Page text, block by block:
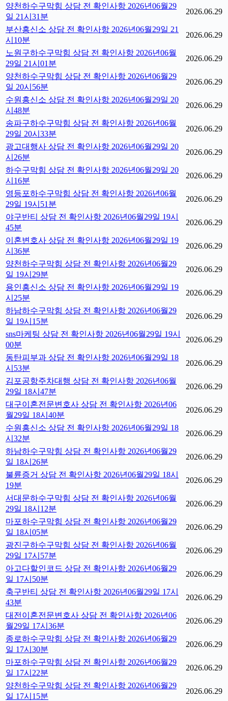
양천하수구막힘 상담 전 확인사항 2026년06월29
일 21시31분
2026.06.29
부산흥신소 상담 전 확인사항 2026년06월29일 21
시10분
2026.06.29
노원구하수구막힘 상담 전 확인사항 2026년06월
29일 21시01분
2026.06.29
양천하수구막힘 상담 전 확인사항 2026년06월29
일 20시56분
2026.06.29
수원흥신소 상담 전 확인사항 2026년06월29일 20
시48분
2026.06.29
송파구하수구막힘 상담 전 확인사항 2026년06월
29일 20시33분
2026.06.29
광고대행사 상담 전 확인사항 2026년06월29일 20
시26분
2026.06.29
하수구막힘 상담 전 확인사항 2026년06월29일 20
시16분
2026.06.29
영등포하수구막힘 상담 전 확인사항 2026년06월
29일 19시51분
2026.06.29
야구반티 상담 전 확인사항 2026년06월29일 19시
45분
2026.06.29
이혼변호사 상담 전 확인사항 2026년06월29일 19
시36분
2026.06.29
양천하수구막힘 상담 전 확인사항 2026년06월29
일 19시29분
2026.06.29
용인흥신소 상담 전 확인사항 2026년06월29일 19
시25분
2026.06.29
하남하수구막힘 상담 전 확인사항 2026년06월29
일 19시15분
2026.06.29
sns마케팅 상담 전 확인사항 2026년06월29일 19시
00분
2026.06.29
동탄피부과 상담 전 확인사항 2026년06월29일 18
시53분
2026.06.29
김포공항주차대행 상담 전 확인사항 2026년06월
29일 18시47분
2026.06.29
대구이혼전문변호사 상담 전 확인사항 2026년06
월29일 18시40분
2026.06.29
수원흥신소 상담 전 확인사항 2026년06월29일 18
시32분
2026.06.29
하남하수구막힘 상담 전 확인사항 2026년06월29
일 18시26분
2026.06.29
불륜증거 상담 전 확인사항 2026년06월29일 18시
19분
2026.06.29
서대문하수구막힘 상담 전 확인사항 2026년06월
29일 18시12분
2026.06.29
마포하수구막힘 상담 전 확인사항 2026년06월29
일 18시05분
2026.06.29
광진구하수구막힘 상담 전 확인사항 2026년06월
29일 17시57분
2026.06.29
아고다할인코드 상담 전 확인사항 2026년06월29
일 17시50분
2026.06.29
축구반티 상담 전 확인사항 2026년06월29일 17시
43분
2026.06.29
대전이혼전문변호사 상담 전 확인사항 2026년06
월29일 17시36분
2026.06.29
종로하수구막힘 상담 전 확인사항 2026년06월29
일 17시30분
2026.06.29
마포하수구막힘 상담 전 확인사항 2026년06월29
일 17시22분
2026.06.29
양천하수구막힘 상담 전 확인사항 2026년06월29
일 17시15분
2026.06.29